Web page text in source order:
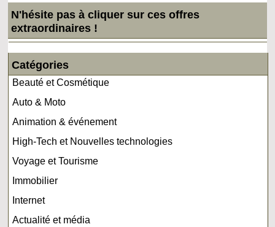
N'hésite pas à cliquer sur ces offres
extraordinaires !
Catégories
Beauté et Cosmétique
Auto & Moto
Animation & événement
High-Tech et Nouvelles technologies
Voyage et Tourisme
Immobilier
Internet
Actualité et média